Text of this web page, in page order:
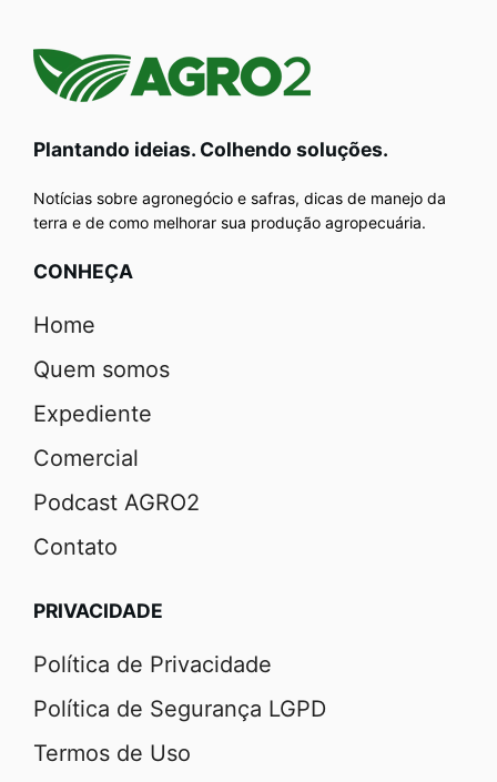
Plantando ideias. Colhendo soluções.
Notícias sobre agronegócio e safras, dicas de manejo da
terra e de como melhorar sua produção agropecuária.
CONHEÇA
Home
Quem somos
Expediente
Comercial
Podcast AGRO2
Contato
PRIVACIDADE
Política de Privacidade
Política de Segurança LGPD
Termos de Uso